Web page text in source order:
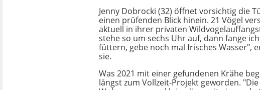
Jenny Dobrocki (32) öffnet vorsichtig die
einen prüfenden Blick hinein. 21 Vögel
aktuell in ihrer privaten
stehe so um sechs Uhr auf, dann fange
füttern, gebe noch mal frisches Wasser",
sie.
Was 2021 mit einer gefundenen Krähe
längst zum Vollzeit-Projekt geworden.